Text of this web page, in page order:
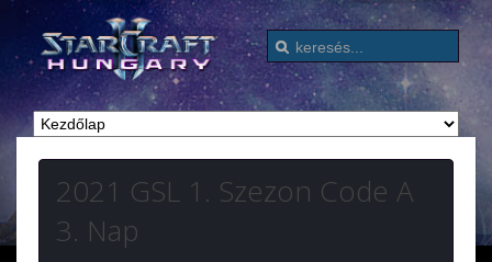
2021 GSL 1. Szezon Code A
3. Nap